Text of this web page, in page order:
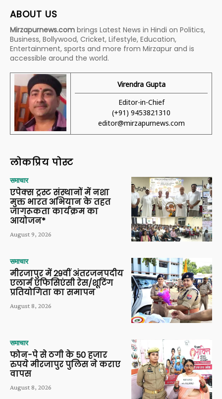
ABOUT US
Mirzapurnews.com brings Latest News in Hindi on Politics,
Business, Bollywood, Cricket, Lifestyle, Education,
Entertainment, sports and more from Mirzapur and is
accessible around the world.
Virendra Gupta
Editor-in-Chief
(+91) 9453821310
editor@mirzapurnews.com
लोकप्रिय पोस्ट
समाचार
एपेक्स ट्रस्ट संस्थानों में नशा
मुक्त भारत अभियान के तहत
जागरूकता कार्यक्रम का
आयोजन*
August 9, 2026
समाचार
मीरजापुर में 29वीं अंतरजनपदीय
एलार्म एफिसिएंसी रेस/शूटिंग
प्रतियोगिता का समापन
August 8, 2026
समाचार
फोन-पे से ठगी के 50 हजार
रुपये मीरजापुर पुलिस ने कराए
वापस
August 8, 2026